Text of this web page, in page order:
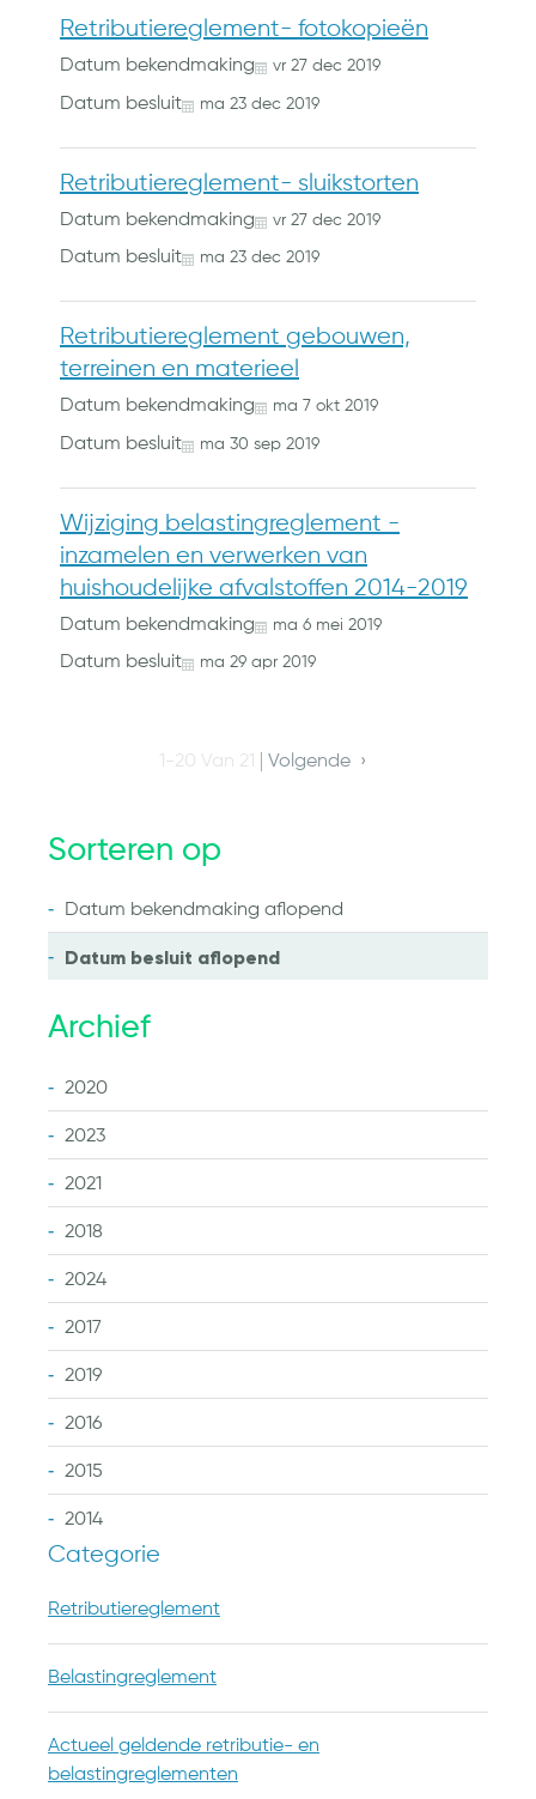
Retributiereglement- fotokopieën
Datum bekendmaking vr 27 dec 2019
Datum besluit ma 23 dec 2019
Retributiereglement- sluikstorten
Datum bekendmaking vr 27 dec 2019
Datum besluit ma 23 dec 2019
Retributiereglement gebouwen,
terreinen en materieel
Datum bekendmaking ma 7 okt 2019
Datum besluit ma 30 sep 2019
Wijziging belastingreglement -
inzamelen en verwerken van
huishoudelijke afvalstoffen 2014-2019
Datum bekendmaking ma 6 mei 2019
Datum besluit ma 29 apr 2019
1-20 Van 21 Volgende
Sorteren op
Datum bekendmaking aflopend
Datum besluit aflopend
Archief
2020
2023
2021
2018
2024
2017
2019
2016
2015
2014
Categorie
Retributiereglement
Belastingreglement
Actueel geldende retributie- en
belastingreglementen